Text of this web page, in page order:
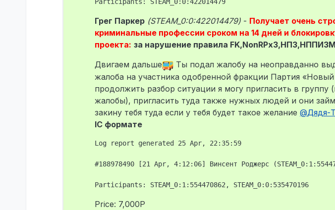
Грег Паркер (STEAM_0:0:422014479) - Получает очень
криминальные профессии сроком на 14 дней и
проекта: за нарушение правила
Двигаем дальше
Ты подал жалобу на неоправданно
жалоба на участника одобренной фракции Партия
продолжить разбор ситуации я могу пригласить в группу
жалобы), пригласить туда также нужных людей и они
закину тебя туда если у тебя будет такое желание @Дядя-
IC формате
Log report generated 25 Apr, 22:35:59
#188978490 [21 Apr, 4:12:06] Винсент Роджерс
Price: 7,000Р